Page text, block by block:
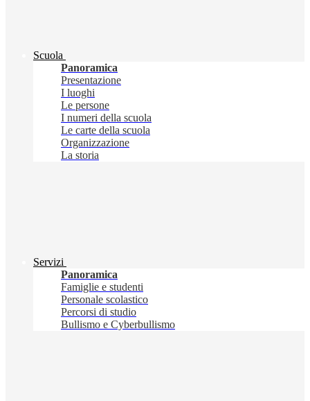
Scuola
Panoramica
Presentazione
I luoghi
Le persone
I numeri della scuola
Le carte della scuola
Organizzazione
La storia
Servizi
Panoramica
Famiglie e studenti
Personale scolastico
Percorsi di studio
Bullismo e Cyberbullismo